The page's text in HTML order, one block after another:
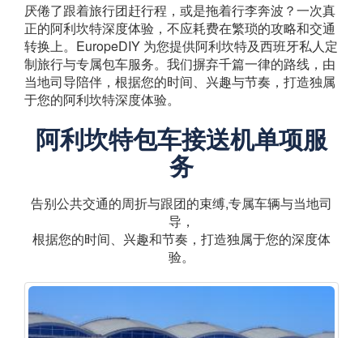
厌倦了跟着旅行团赶行程，或是拖着行李奔波？一次真
正的阿利坎特深度体验，不应耗费在繁琐的攻略和交通
转换上。EuropeDIY 为您提供阿利坎特及西班牙私人定
制旅行与专属包车服务。我们摒弃千篇一律的路线，由
当地司导陪伴，根据您的时间、兴趣与节奏，打造独属
于您的阿利坎特深度体验。
阿利坎特包车接送机单项服
务
告别公共交通的周折与跟团的束缚,专属车辆与当地司
导，
根据您的时间、兴趣和节奏，打造独属于您的深度体
验。